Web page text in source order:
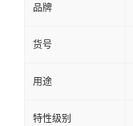
品牌
货号
用途
特性级别